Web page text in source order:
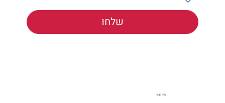
שלחו
צרו קשר